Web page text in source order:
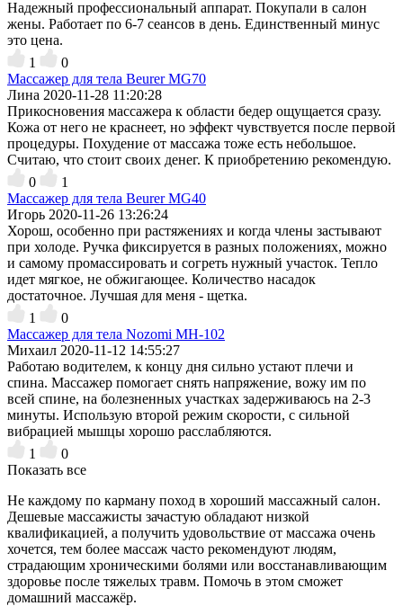
Надежный профессиональный аппарат. Покупали в салон
жены. Работает по 6-7 сеансов в день. Единственный минус
это цена.
1
0
Массажер для тела Beurer MG70
Лина 2020-11-28 11:20:28
Прикосновения массажера к области бедер ощущается сразу.
Кожа от него не краснеет, но эффект чувствуется после первой
процедуры. Похудение от массажа тоже есть небольшое.
Считаю, что стоит своих денег. К приобретению рекомендую.
0
1
Массажер для тела Beurer MG40
Игорь 2020-11-26 13:26:24
Хорош, особенно при растяжениях и когда члены застывают
при холоде. Ручка фиксируется в разных положениях, можно
и самому промассировать и согреть нужный участок. Тепло
идет мягкое, не обжигающее. Количество насадок
достаточное. Лучшая для меня - щетка.
1
0
Массажер для тела Nozomi MH-102
Михаил 2020-11-12 14:55:27
Работаю водителем, к концу дня сильно устают плечи и
спина. Массажер помогает снять напряжение, вожу им по
всей спине, на болезненных участках задерживаюсь на 2-3
минуты. Использую второй режим скорости, с сильной
вибрацией мышцы хорошо расслабляются.
1
0
Показать все
Не каждому по карману поход в хороший массажный салон.
Дешевые массажисты зачастую обладают низкой
квалификацией, а получить удовольствие от массажа очень
хочется, тем более массаж часто рекомендуют людям,
страдающим хроническими болями или восстанавливающим
здоровье после тяжелых травм. Помочь в этом сможет
домашний массажёр.